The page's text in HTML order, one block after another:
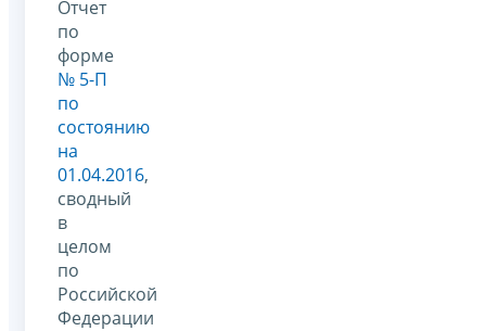
Отчет
по
форме
№ 5-П
по
состоянию
на
01.04.2016,
сводный
в
целом
по
Российской
Федерации